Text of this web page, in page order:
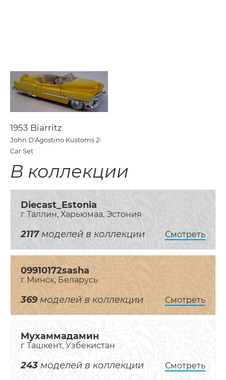
1953 Biarritz
John D'Agostino Kustoms 2-
Car Set
В коллекции
Diecast_Estonia
г Таллин, Харьюмаа, Эстония
2117моделей в коллекции Смотреть
09910172sasha
г Минск, Беларусь
369моделей в коллекции Смотреть
Мухаммадамин
г Ташкент, Узбекистан
243 моделей в коллекции Смотреть